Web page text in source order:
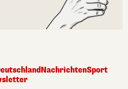
NachrichtenSport